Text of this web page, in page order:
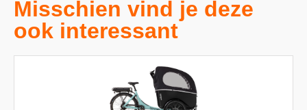
Misschien vind je deze
ook interessant